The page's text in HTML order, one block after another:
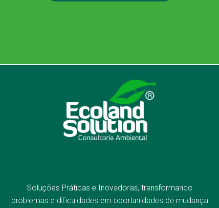
Soluções Práticas e Inovadoras, transformando
problemas e dificuldades em oportunidades de mudança